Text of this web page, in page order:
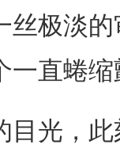
丝极淡
一直蜷
光，此